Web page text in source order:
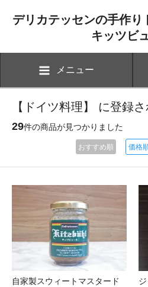
デリカテッセンの手作
キッツビ
メニュー
【ドイツ料理】 に登録
29件の商品が見つかりました
おすすめ順 価格
自家製スウィートマスタード